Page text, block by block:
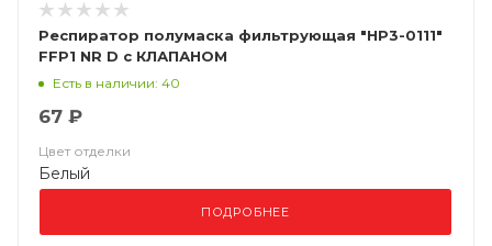
Респиратор полумаска фильтрующая "НР3-0111"
FFP1 NR D с КЛАПАНОМ
Есть в наличии: 40
67 ₽
Цвет отделки
Белый
ПОДРОБНЕЕ